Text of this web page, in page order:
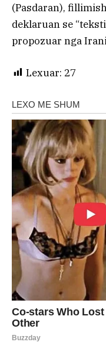
(Pasdaran),
deklaruan se
propozuar nga
Lexuar: 27